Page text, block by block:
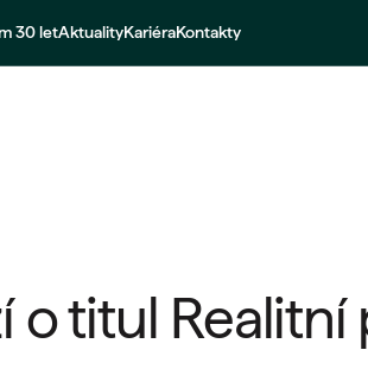
30 letAktualityKariéraKontakty
o titul